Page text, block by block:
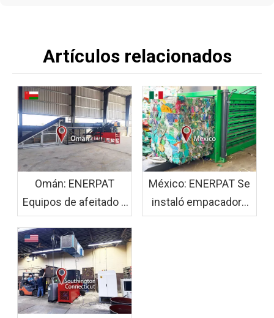
Artículos relacionados
Omán: ENERPAT
Equipos de afeitado y
ensacado de madera
EWS30 + HBA-B90
instalados
México: ENERPAT Se
instaló empacadora
de botellas de